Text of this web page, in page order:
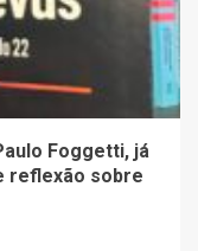
Foggetti, já
reflexão sobre